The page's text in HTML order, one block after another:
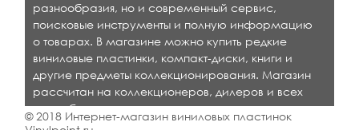
разнообразия, но и современный сервис,
поисковые инструменты и полную информацию
о товарах. В магазине можно купить редкие
виниловые пластинки, компакт-диски, книги и
другие предметы коллекционирования. Магазин
рассчитан на коллекционеров, дилеров и всех
кто любит качественную музыку.
© 2018 Интернет-магазин виниловых пластинок